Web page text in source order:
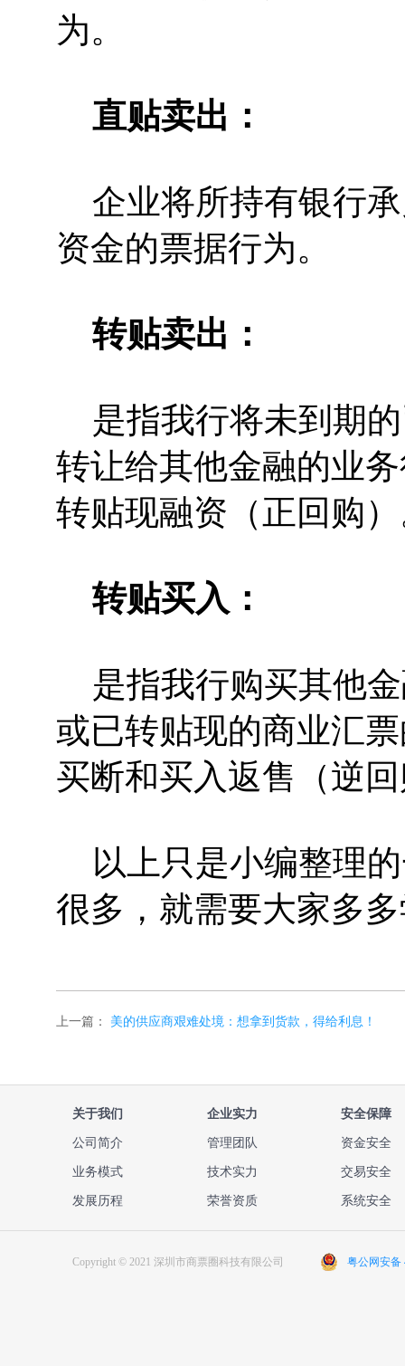
为。
直贴卖出：
企业将所持有银行
资金的票据行为。
转贴卖出：
是指我行将未到期
转让给其他金融的业
转贴现融资（正回购
转贴买入：
是指我行购买其他
或已转贴现的商业汇
买断和买入返售（逆
以上只是小编整理
很多，就需要大家多
上一篇： 美的供应商艰难处境：想拿到货款，得给利息！
关于我们
公司简介
业务模式
发展历程
企业实力
管理团队
技术实力
荣誉资质
安全保障
资金安全
交易安全
系统安全
Copyright © 2021 深圳市商票圈科技有限公司 粤公网安备